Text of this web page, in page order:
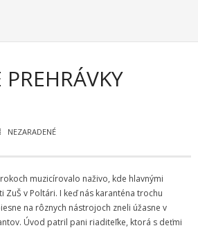
2019 – do 2024
PREHRÁVKY
NEZARADENÉ
muzicírovalo naživo, kde hlavnými
v Poltári. I keď nás karanténa trochu
na rôznych nástrojoch zneli úžasne v
Úvod patril pani riaditeľke, ktorá s deťmi